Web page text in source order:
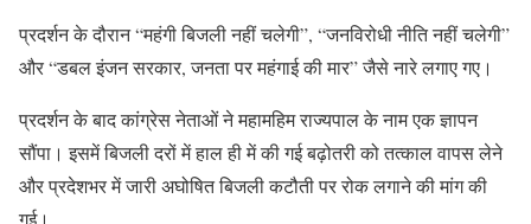
प्रदर्शन के दौरान “महंगी बिजली नहीं चलेगी”, “जनविरोधी नीति नहीं चलेगी”
और “डबल इंजन सरकार, जनता पर महंगाई की मार” जैसे नारे लगाए गए।
प्रदर्शन के बाद कांग्रेस नेताओं ने महामहिम राज्यपाल के नाम एक ज्ञापन
सौंपा। इसमें बिजली दरों में हाल ही में की गई बढ़ोतरी को तत्काल वापस लेने
और प्रदेशभर में जारी अघोषित बिजली कटौती पर रोक लगाने की मांग की
गई।